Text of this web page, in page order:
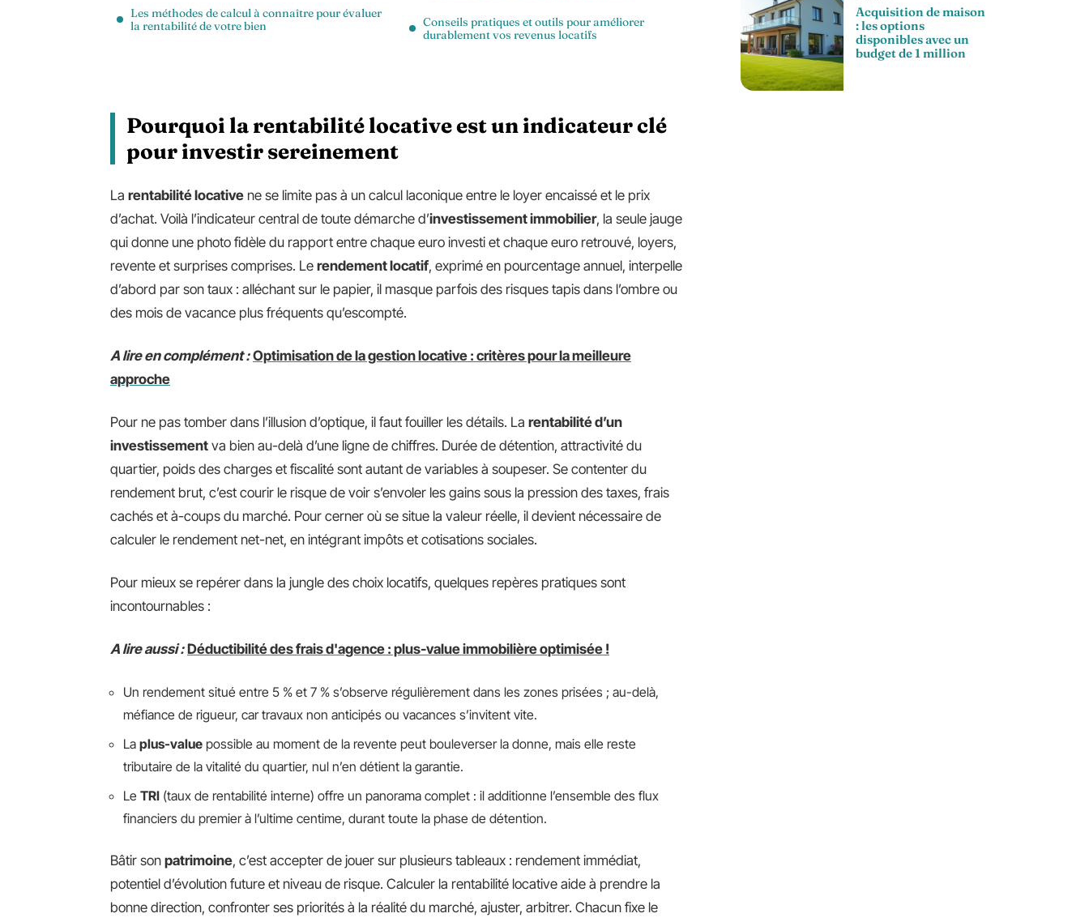
Les méthodes de calcul à connaître pour évaluer
la rentabilité de votre bien
Conseils pratiques et outils pour améliorer
durablement vos revenus locatifs
Pourquoi la rentabilité locative est un indicateur clé
pour investir sereinement
La rentabilité locative ne se limite pas à un calcul laconique entre le loyer encaissé et le prix
d’achat. Voilà l’indicateur central de toute démarche d’investissement immobilier, la seule jauge
qui donne une photo fidèle du rapport entre chaque euro investi et chaque euro retrouvé, loyers,
revente et surprises comprises. Le rendement locatif, exprimé en pourcentage annuel, interpelle
d’abord par son taux : alléchant sur le papier, il masque parfois des risques tapis dans l’ombre ou
des mois de vacance plus fréquents qu’escompté.
A lire en complément : Optimisation de la gestion locative : critères pour la meilleure
approche
Pour ne pas tomber dans l’illusion d’optique, il faut fouiller les détails. La rentabilité d’un
investissement va bien au-delà d’une ligne de chiffres. Durée de détention, attractivité du
quartier, poids des charges et fiscalité sont autant de variables à soupeser. Se contenter du
rendement brut, c’est courir le risque de voir s’envoler les gains sous la pression des taxes, frais
cachés et à-coups du marché. Pour cerner où se situe la valeur réelle, il devient nécessaire de
calculer le rendement net-net, en intégrant impôts et cotisations sociales.
Pour mieux se repérer dans la jungle des choix locatifs, quelques repères pratiques sont
incontournables :
A lire aussi : Déductibilité des frais d'agence : plus-value immobilière optimisée !
Un rendement situé entre 5 % et 7 % s’observe régulièrement dans les zones prisées ; au-delà,
méfiance de rigueur, car travaux non anticipés ou vacances s’invitent vite.
La plus-value possible au moment de la revente peut bouleverser la donne, mais elle reste
tributaire de la vitalité du quartier, nul n’en détient la garantie.
Le TRI (taux de rentabilité interne) offre un panorama complet : il additionne l’ensemble des flux
financiers du premier à l’ultime centime, durant toute la phase de détention.
Bâtir son patrimoine, c’est accepter de jouer sur plusieurs tableaux : rendement immédiat,
potentiel d’évolution future et niveau de risque. Calculer la rentabilité locative aide à prendre la
bonne direction, confronter ses priorités à la réalité du marché, ajuster, arbitrer. Chacun fixe le
Acquisition de maison
: les options
disponibles avec un
budget de 1 million